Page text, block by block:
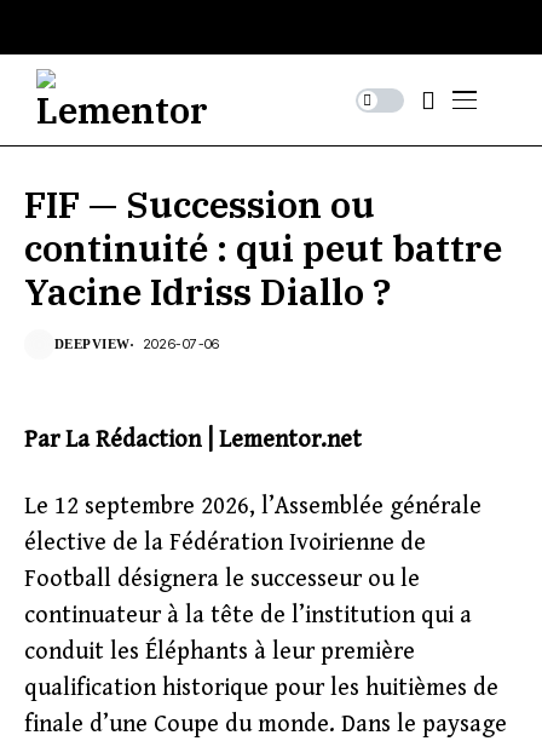
FIF — Succession ou
continuité : qui peut battre
Yacine Idriss Diallo ?
DEEPVIEW 2026-07-06
Par La Rédaction | Lementor.net
Le 12 septembre 2026, l’Assemblée générale
élective de la Fédération Ivoirienne de
Football désignera le successeur ou le
continuateur à la tête de l’institution qui a
conduit les Éléphants à leur première
qualification historique pour les huitièmes de
finale d’une Coupe du monde. Dans le paysage